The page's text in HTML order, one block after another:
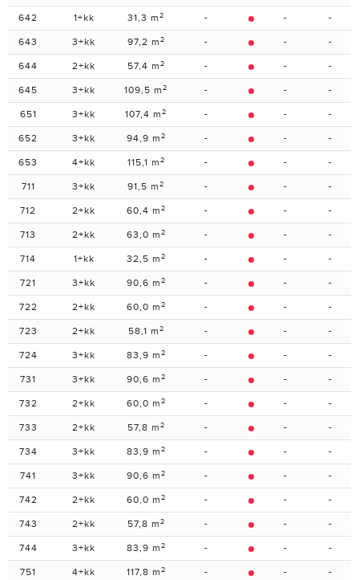
642 1+kk 31,3 m2 - - -
643 3+kk 97,2 m2 - - -
644 2+kk 57,4 m2 - - -
645 3+kk 109,5 m2 - - -
651 3+kk 107,4 m2 - - -
652 3+kk 94,9 m2 - - -
653 4+kk 115,1 m2 - - -
711 3+kk 91,5 m2 - - -
712 2+kk 60,4 m2 - - -
713 2+kk 63,0 m2 - - -
714 1+kk 32,5 m2 - - -
721 3+kk 90,6 m2 - - -
722 2+kk 60,0 m2 - - -
723 2+kk 58,1 m2 - - -
724 3+kk 83,9 m2 - - -
731 3+kk 90,6 m2 - - -
732 2+kk 60,0 m2 - - -
733 2+kk 57,8 m2 - - -
734 3+kk 83,9 m2 - - -
741 3+kk 90,6 m2 - - -
742 2+kk 60,0 m2 - - -
743 2+kk 57,8 m2 - - -
744 3+kk 83,9 m2 - - -
751 4+kk 117,8 m2 - - -